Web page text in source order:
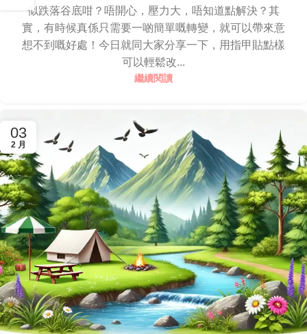
似跌落谷底咁？唔開心，壓力大，唔知道點解決？其
實，有時候真係只需要一啲簡單嘅轉變，就可以帶來意
想不到嘅好處！今日就同大家分享一下，用指甲貼點樣
可以輕鬆改...
繼續閱讀
03
2 月